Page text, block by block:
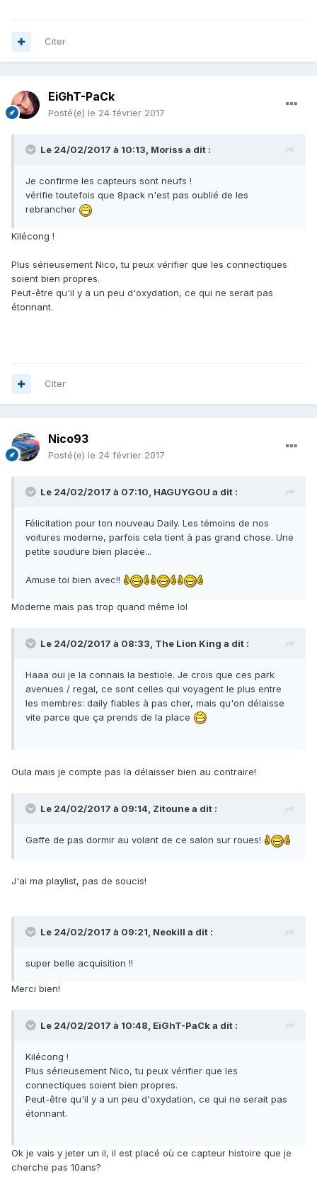
Citer
EiGhT-PaCk
Posté(e) le 24 février 2017
Le 24/02/2017 à 10:13, Moriss a dit :
Je confirme les capteurs sont neufs !
vérifie toutefois que 8pack n'est pas oublié de les
rebrancher
Kilécong !
Plus sérieusement Nico, tu peux vérifier que les connectiques
soient bien propres.
Peut-être qu'il y a un peu d'oxydation, ce qui ne serait pas
étonnant.
Citer
Nico93
Posté(e) le 24 février 2017
Le 24/02/2017 à 07:10, HAGUYGOU a dit :
Félicitation pour ton nouveau Daily. Les témoins de nos
voitures moderne, parfois cela tient à pas grand chose. Une
petite soudure bien placée...
Amuse toi bien avec!!
Moderne mais pas trop quand même lol
Le 24/02/2017 à 08:33, The Lion King a dit :
Haaa oui je la connais la bestiole. Je crois que ces park
avenues / regal, ce sont celles qui voyagent le plus entre
les membres: daily fiables à pas cher, mais qu'on délaisse
vite parce que ça prends de la place
Oula mais je compte pas la délaisser bien au contraire!
Le 24/02/2017 à 09:14, Zitoune a dit :
Gaffe de pas dormir au volant de ce salon sur roues!
J'ai ma playlist, pas de soucis!
Le 24/02/2017 à 09:21, Neokill a dit :
super belle acquisition !!
Merci bien!
Le 24/02/2017 à 10:48, EiGhT-PaCk a dit :
Kilécong !
Plus sérieusement Nico, tu peux vérifier que les
connectiques soient bien propres.
Peut-être qu'il y a un peu d'oxydation, ce qui ne serait pas
étonnant.
Ok je vais y jeter un il, il est placé où ce capteur histoire que je
cherche pas 10ans?